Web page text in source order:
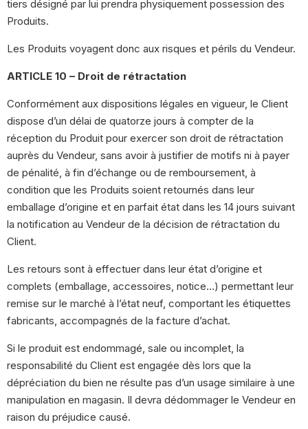
tiers désigné par lui prendra physiquement possession des
Produits.
Les Produits voyagent donc aux risques et périls du Vendeur.
ARTICLE 10 – Droit de rétractation
Conformément aux dispositions légales en vigueur, le Client
dispose d’un délai de quatorze jours à compter de la
réception du Produit pour exercer son droit de rétractation
auprès du Vendeur, sans avoir à justifier de motifs ni à payer
de pénalité, à fin d’échange ou de remboursement, à
condition que les Produits soient retournés dans leur
emballage d’origine et en parfait état dans les 14 jours suivant
la notification au Vendeur de la décision de rétractation du
Client.
Les retours sont à effectuer dans leur état d’origine et
complets (emballage, accessoires, notice…) permettant leur
remise sur le marché à l’état neuf, comportant les étiquettes
fabricants, accompagnés de la facture d’achat.
Si le produit est endommagé, sale ou incomplet, la
responsabilité du Client est engagée dès lors que la
dépréciation du bien ne résulte pas d’un usage similaire à une
manipulation en magasin. Il devra dédommager le Vendeur en
raison du préjudice causé.